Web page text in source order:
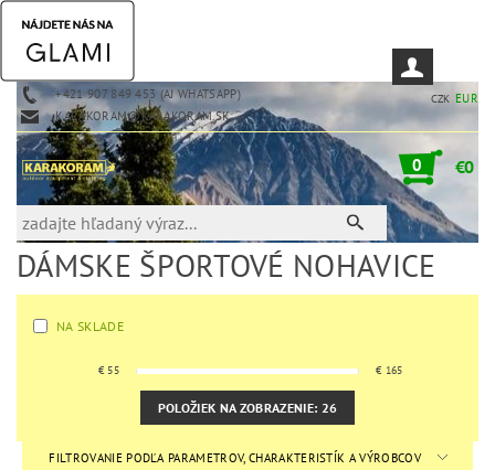
+421 907 849 453 (AJ WHATSAPP)
KARAKORAM@KARAKORAM.SK
CZK EUR
0 €0
DÁMSKE ŠPORTOVÉ NOHAVICE
NA SKLADE
€ 55 € 165
POLOŽIEK NA ZOBRAZENIE: 26
FILTROVANIE PODĽA PARAMETROV, CHARAKTERISTÍK A VÝROBCOV